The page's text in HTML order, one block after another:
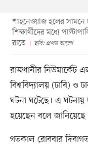
শাহনেওয়াজ হলের সামনে
শিক্ষার্থীদের মধ্যে
রাতে
ছবি: প্রথম আলো
রাজধানীর নিউমার্কেট
বিশ্ববিদ্যালয় (ঢাবি) ও
ঘটনা ঘটেছে। এ
হয়েছেন বলে
গতকাল রোববার